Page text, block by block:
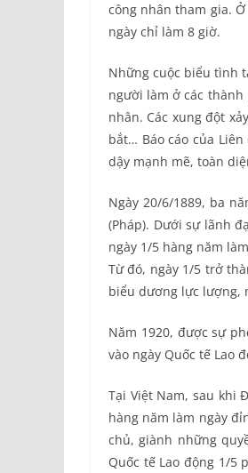
công nhân tham gia.
ngày chỉ làm 8 giờ.
Những cuộc biểu tình
người làm ở các thành
nhân. Các xung đột
bắt… Báo cáo của
dậy mạnh mẽ, toàn
Ngày 20/6/1889, ba
(Pháp). Dưới sự lãnh
ngày 1/5 hàng năm
Từ đó, ngày 1/5 trở
biểu dương lực lượng,
Năm 1920, được sự
vào ngày Quốc tế Lao
Tại Việt Nam, sau khi
hàng năm làm ngày
chủ, giành những
Quốc tế Lao động 1/